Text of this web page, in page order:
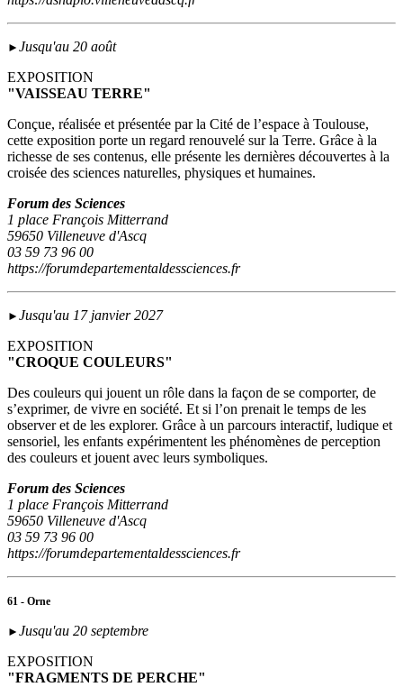
► Jusqu'au 20 août
EXPOSITION
"VAISSEAU TERRE"
Conçue, réalisée et présentée par la Cité de l’espace à Toulouse,
cette exposition porte un regard renouvelé sur la Terre. Grâce à la
richesse de ses contenus, elle présente les dernières découvertes à la
croisée des sciences naturelles, physiques et humaines.
Forum des Sciences
1 place François Mitterrand
59650 Villeneuve d'Ascq
03 59 73 96 00
https://forumdepartementaldessciences.fr
► Jusqu'au 17 janvier 2027
EXPOSITION
"CROQUE COULEURS"
Des couleurs qui jouent un rôle dans la façon de se comporter, de
s’exprimer, de vivre en société. Et si l’on prenait le temps de les
observer et de les explorer. Grâce à un parcours interactif, ludique et
sensoriel, les enfants expérimentent les phénomènes de perception
des couleurs et jouent avec leurs symboliques.
Forum des Sciences
1 place François Mitterrand
59650 Villeneuve d'Ascq
03 59 73 96 00
https://forumdepartementaldessciences.fr
61 - Orne
► Jusqu'au 20 septembre
EXPOSITION
"FRAGMENTS DE PERCHE"